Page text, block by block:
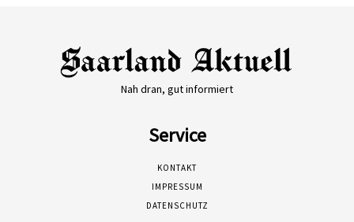
Nah dran, gut informiert
Service
KONTAKT
IMPRESSUM
DATENSCHUTZ